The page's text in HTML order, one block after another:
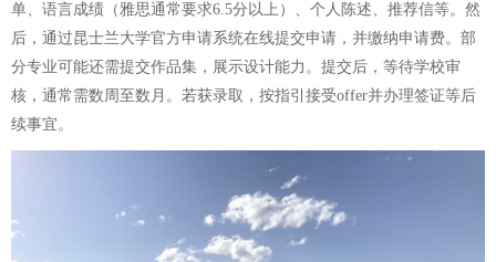
单、语言成绩（雅思通常要求6.5分以上）、个人陈述、推荐信等。然
后，通过昆士兰大学官方申请系统在线提交申请，并缴纳申请费。部
分专业可能还需提交作品集，展示设计能力。提交后，等待学校审
核，通常需数周至数月。若获录取，按指引接受offer并办理签证等后
续事宜。